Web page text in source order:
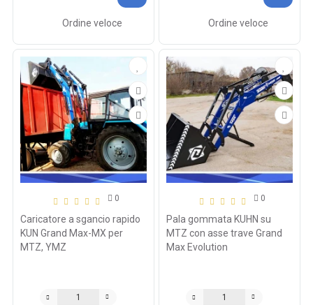
Ordine veloce Ordine veloce
0
Caricatore a sgancio rapido
KUN Grand Max-MX per
MTZ, YMZ
0
Pala gommata KUHN su
MTZ con asse trave Grand
Max Evolution